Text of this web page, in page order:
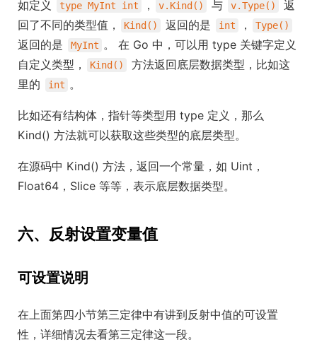
如定义 type MyInt int ， v.Kind() 与 v.Type()
返
回了不同的类型值，
Kind() 返回的是 int ， Type()
返回的是 MyInt 。 在 Go 中，可以用 type 关键字定义
自定义类型，
Kind()
方法返回底层数据类型，比如这
里的
int 。
比如还有结构体，指针等类型用 type 定义，那么
Kind() 方法就可以获取这些类型的底层类型。
在源码中 Kind() 方法，返回一个常量，如 Uint，
Float64，Slice 等等，表示底层数据类型。
六、反射设置变量值
可设置说明
在上面第四小节第三定律中有讲到反射中值的可设置
性，详细情况去看第三定律这一段。